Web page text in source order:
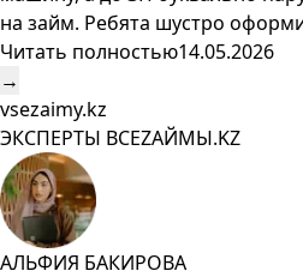
на займ. Ребята шустро
Читать полностью14.05.2026
→
vsezaimy.kz
ЭКСПЕРТЫ ВСЕZAЙМЫ.KZ
АЛЬФИЯ БАКИРОВА